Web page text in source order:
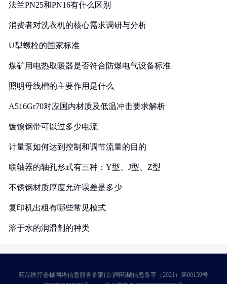
法兰PN25和PN16有什么区别
消费者对洗衣机的核心需求调研与分析
U型螺栓的国家标准
煤矿用电热取暖器是否符合防爆电气设备标准
照明母线槽的主要作用是什么
A516Gr70对应国内材质及低温冲击要求解析
镀镍钢带可以过多少电流
计量泵如何达到控制和调节流量的目的
联轴器的轴孔形式有三种：Y型、J型、Z型
不锈钢材质厚度允许误差是多少
复印机出租有哪些常见模式
溶于水的润滑剂的种类
药品医疗器械网络信息服务备案(京)网药械信息备字（2021）第00159号